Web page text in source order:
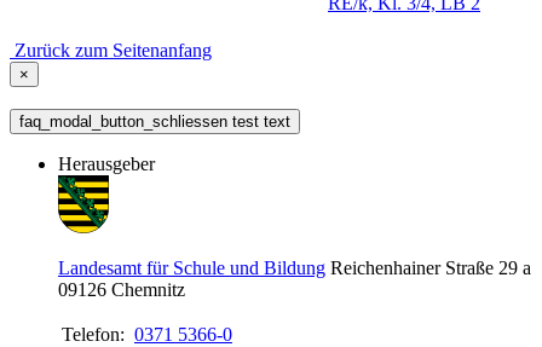
Zurück zum Seitenanfang
×
faq_modal_button_schliessen test text
Herausgeber
Landesamt für Schule und Bildung Reichenhainer Straße 29 a
09126 Chemnitz
Telefon: 0371 5366-0